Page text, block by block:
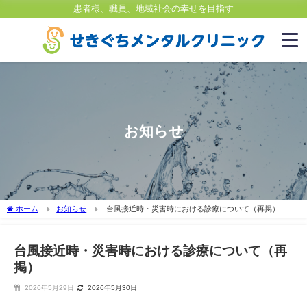
患者様、職員、地域社会の幸せを目指す
お知らせ
ホーム お知らせ 台風接近時・災害時における診療について（再掲）
台風接近時・災害時における診療について（再
掲）
2026年5月29日 2026年5月30日